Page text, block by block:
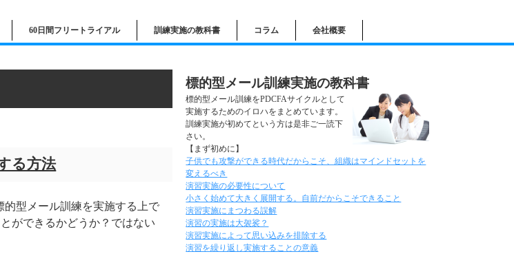
60日間フリートライアル 訓練実施の教科書 コラム 会社概要
る方法
的型メール訓練を実施する上で
ができるかどうか？ではない
標的型メール訓練実施の教科書
標的型メール訓練をPDCFAサイクルとして
実施するためのイロハをまとめています。
訓練実施が初めてという方は是非ご一読下
さい。
【まず初めに】
子供でも攻撃ができる時代だからこそ、組織はマインドセットを
変えるべき
演習実施の必要性について
小さく始めて大きく展開する。自前だからこそできること
演習実施にまつわる誤解
演習の実施は大袈裟？
演習実施によって思い込みを排除する
演習を繰り返し実施することの意義